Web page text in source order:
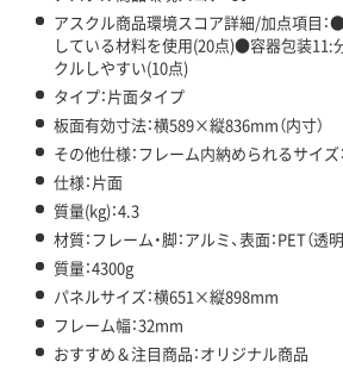
アスクル商品環境スコア詳細/加点項目
している材料を使用(20点)●容器包装11:
クルしやすい(10点)
タイプ：片面タイプ
板面有効寸法：横589×縦836mm（内寸）
その他仕様：フレーム内納められるサイ
仕様：片面
質量(kg)：4.3
材質：フレーム・脚：アルミ、表面：PET（透明
質量：4300g
パネルサイズ：横651×縦898mm
フレーム幅：32mm
おすすめ＆注目商品：オリジナル商品